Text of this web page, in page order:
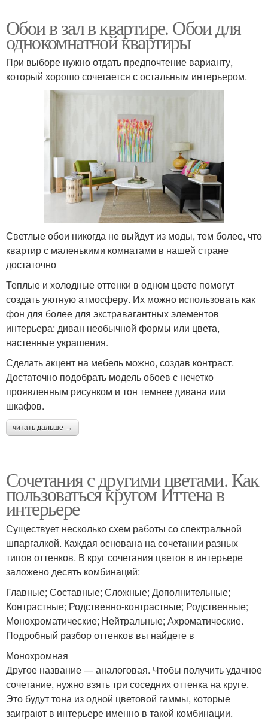
Обои в зал в квартире. Обои для
однокомнатной квартиры
При выборе нужно отдать предпочтение варианту,
который хорошо сочетается с остальным интерьером.
Светлые обои никогда не выйдут из моды, тем более, что
квартир с маленькими комнатами в нашей стране
достаточно
Теплые и холодные оттенки в одном цвете помогут
создать уютную атмосферу. Их можно использовать как
фон для более для экстравагантных элементов
интерьера: диван необычной формы или цвета,
настенные украшения.
Сделать акцент на мебель можно, создав контраст.
Достаточно подобрать модель обоев с нечетко
проявленным рисунком и тон темнее дивана или
шкафов.
читать дальше →
Сочетания с другими цветами. Как
пользоваться кругом Иттена в
интерьере
Существует несколько схем работы со спектральной
шпаргалкой. Каждая основана на сочетании разных
типов оттенков. В круг сочетания цветов в интерьере
заложено десять комбинаций:
Главные; Составные; Сложные; Дополнительные;
Контрастные; Родственно-контрастные; Родственные;
Монохроматические; Нейтральные; Ахроматические.
Подробный разбор оттенков вы найдете в
Монохромная
Другое название — аналоговая. Чтобы получить удачное
сочетание, нужно взять три соседних оттенка на круге.
Это будут тона из одной цветовой гаммы, которые
заиграют в интерьере именно в такой комбинации.